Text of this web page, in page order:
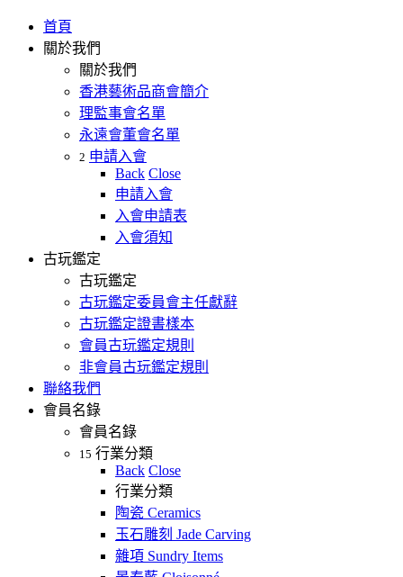
首頁
關於我們
關於我們
香港藝術品商會簡介
理監事會名單
永遠會董會名單
2 申請入會
Back Close
申請入會
入會申請表
入會須知
古玩鑑定
古玩鑑定
古玩鑑定委員會主任獻辭
古玩鑑定證書樣本
會員古玩鑑定規則
非會員古玩鑑定規則
聯絡我們
會員名錄
會員名錄
15 行業分類
Back Close
行業分類
陶瓷 Ceramics
玉石雕刻 Jade Carving
雜項 Sundry Items